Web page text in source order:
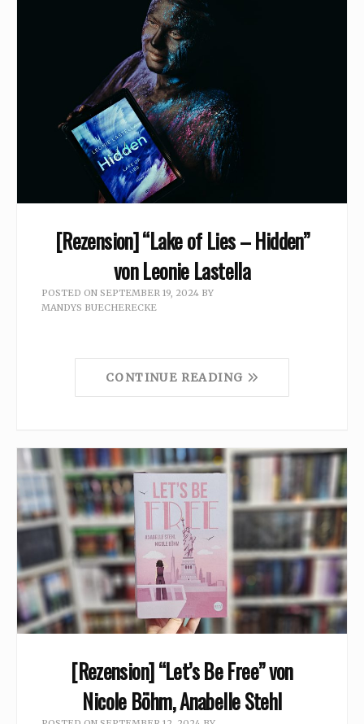
[Rezension] “Lake of Lies – Hidden”
von Leonie Lastella
POSTED ON SEPTEMBER 19, 2024 BY
MANDYS BUECHERECKE
CONTINUE READING
[Rezension] “Let’s Be Free” von
Nicole Böhm, Anabelle Stehl